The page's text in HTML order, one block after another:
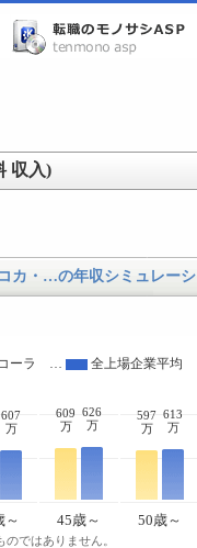
収入)
カ・…の年収シミュレーシ
コーラ … 全上場企業平均
607
万
609
万
626
万
597
万
613
万
～ 45歳～ 50歳～
ではありません。